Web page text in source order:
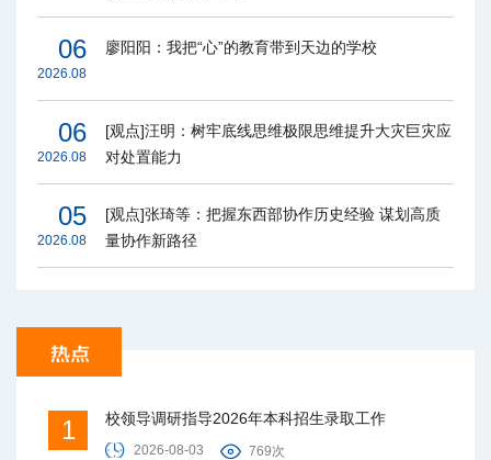
06
2026.08
廖阳阳：我把“心”的教育带到天边的学校
06
2026.08
[观点]汪明：树牢底线思维极限思维提升大灾巨灾应
对处置能力
05
2026.08
[观点]张琦等：把握东西部协作历史经验 谋划高质
量协作新路径
1 校领导调研指导2026年本科招生录取工作
2026-08-03 769次